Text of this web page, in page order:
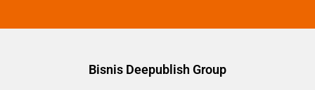
Bisnis Deepublish Group